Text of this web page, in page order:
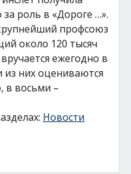
роль в «Дороге …».
профсоюз
около 120 тысяч
ежегодно в
из них оцениваются
в восьми –
Новости